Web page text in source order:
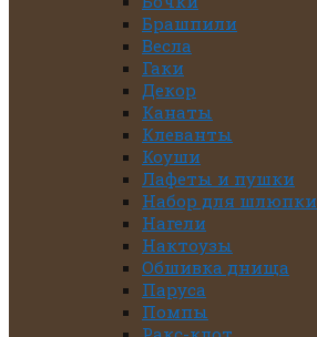
Брашпили
Весла
Гаки
Декор
Канаты
Клеванты
Коуши
Лафеты и пушки
Набор для шлюпки
Нагели
Нактоузы
Обшивка днища
Паруса
Помпы